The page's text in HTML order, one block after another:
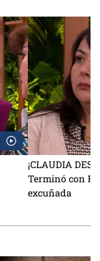
¡CLAUDIA
Terminó con
excuñada